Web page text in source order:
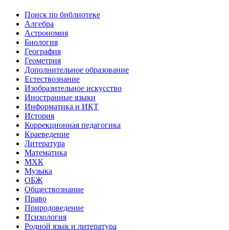
Поиск по библиотеке
Алгебра
Астрономия
Биология
География
Геометрия
Дополнительное образование
Естествознание
Изобразительное искусство
Иностранные языки
Информатика и ИКТ
История
Коррекционная педагогика
Краеведение
Литература
Математика
МХК
Музыка
ОБЖ
Обществознание
Право
Природоведение
Психология
Родной язык и литература